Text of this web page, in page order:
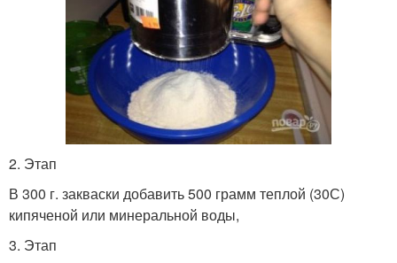
2. Этап
В 300 г. закваски добавить 500 грамм теплой (30С)
кипяченой или минеральной воды,
3. Этап